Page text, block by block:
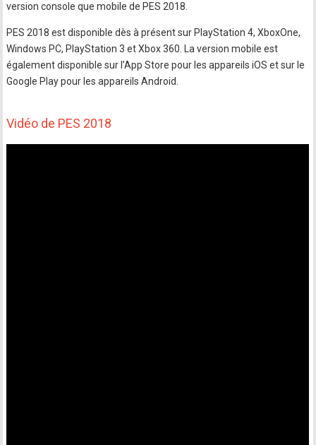
version console que mobile de PES 2018.
PES 2018 est disponible dès à présent sur PlayStation 4, XboxOne,
Windows PC, PlayStation 3 et Xbox 360. La version mobile est
également disponible sur l’App Store pour les appareils iOS et sur le
Google Play pour les appareils Android.
Vidéo de PES 2018